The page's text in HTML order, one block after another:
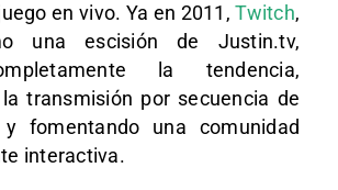
en vivo. Ya en 2011,Twitch,
una escisión de Justin.tv,
la tendencia,
transmisión por secuencia de
y fomentando una comunidad
interactiva.